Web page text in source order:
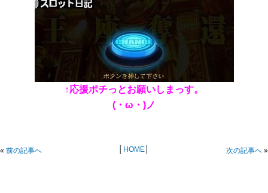
↑応援ポチっとお願いしまっす。
(・ω・)ノ
« 前の記事へ HOME│ 次の記事へ »